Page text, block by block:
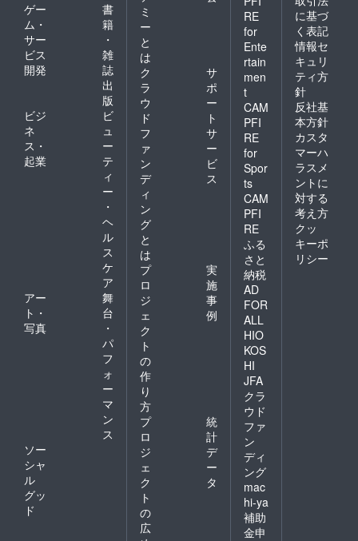
ゲー
ム・
サー
ビス
開発
書
籍
・
雑
誌
出
版
ビジ
ネ
ス・
起業
ビ
ュ
ー
テ
ィ
ー
・
ヘ
ル
ス
ケ
ア
アー
ト・
写真
舞
台
・
パ
フ
ォ
ー
マ
ン
ス
ソー
シャ
ル
グッ
ド
ミ
ー
と
は
ク
ラ
ウ
ド
フ
ァ
ン
デ
ィ
ン
グ
と
は
サ
ポ
ー
ト
サ
ー
ビ
ス
プ
ロ
ジ
ェ
ク
ト
の
作
り
方
実
施
事
例
プ
ロ
ジ
ェ
ク
ト
の
広
統
計
デ
ー
タ
RE
for
Ente
rtain
men
t
CAM
PFI
RE
for
Spor
ts
CAM
PFI
RE
ふる
さと
納税
AD
FOR
ALL
HIO
KOS
HI
JFA
クラ
ウド
ファ
ン
ディ
ング
mac
hi-ya
補助
金申
に基づ
く表記
情報セ
キュリ
ティ方
針
反社基
本方針
カスタ
マーハ
ラスメ
ントに
対する
考え方
クッ
キーポ
リシー